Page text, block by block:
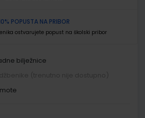
POPUSTA NA PRIBOR
ostvarujete popust na školski pribor
bilježnice